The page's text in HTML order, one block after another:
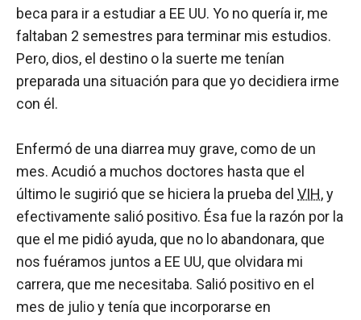
beca para ir a estudiar a EE UU. Yo no quería ir, me
faltaban 2 semestres para terminar mis estudios.
Pero, dios, el destino o la suerte me tenían
preparada una situación para que yo decidiera irme
con él.
Enfermó de una diarrea muy grave, como de un
mes. Acudió a muchos doctores hasta que el
último le sugirió que se hiciera la prueba del VIH, y
efectivamente salió positivo. Ésa fue la razón por la
que el me pidió ayuda, que no lo abandonara, que
nos fuéramos juntos a EE UU, que olvidara mi
carrera, que me necesitaba. Salió positivo en el
mes de julio y tenía que incorporarse en